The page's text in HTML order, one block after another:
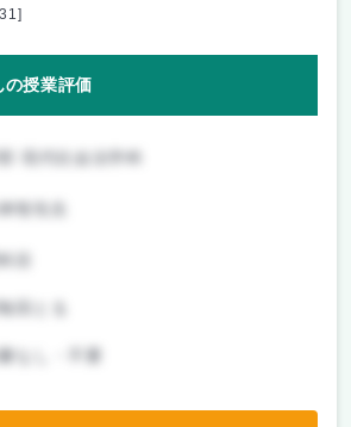
授業評価
回とる
なし・不要